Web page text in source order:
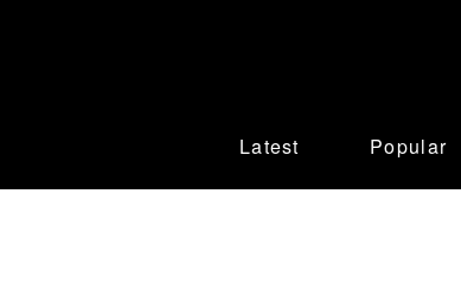
Latest Popular